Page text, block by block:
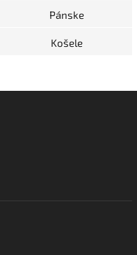
Pánske
Košele